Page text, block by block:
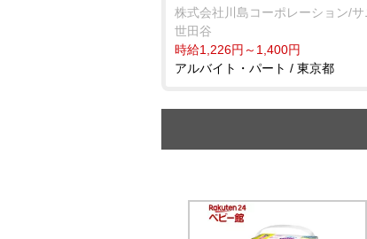
株式会社川島コーポレーション/サ
世田谷
時給1,226円～1,400円
アルバイト・パート / 東京都